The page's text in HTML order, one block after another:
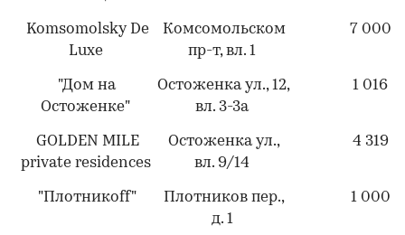
Komsomolsky De
Luxe
Комсомольском
пр-т, вл. 1
7 000
"Дом на
Остоженке"
Остоженка ул., 12,
вл. 3-3а
1 016
GOLDEN MILE
private residences
Остоженка ул.,
вл. 9/14
4 319
"Плотникоff"
Плотников пер.,
д. 1
1 000